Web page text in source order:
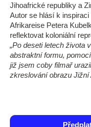
Jihoafrické republiky a
Autor se hlásí k
Afrikareise Petera
reflektovat koloniální
„Po deseti letech života
abstraktní formu,
již jsem coby filmař
zkreslování obrazu Jižní